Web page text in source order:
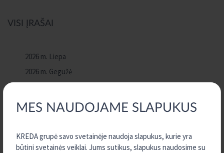
MES NAUDOJAME SLAPUKUS
KREDA grupė savo svetainėje naudoja slapukus, kurie yra
būtini svetainės veiklai. Jums sutikus, slapukus naudosime su
VISI ĮRAŠAI
2026 m. Liepa
2026 m. Gegužė
2026 m. Kovas
2026 m. Sausis
2025 m. Gruodis